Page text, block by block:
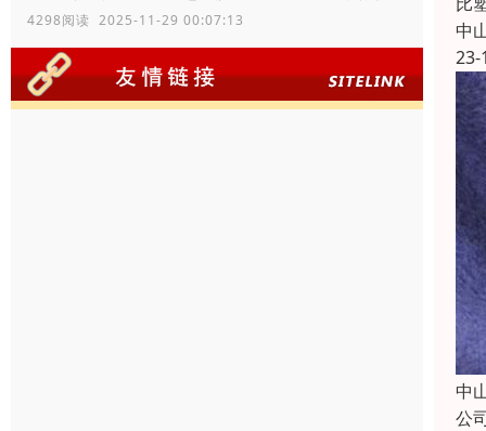
4298阅读 2025-11-29 00:07:13
中
23-
中
公